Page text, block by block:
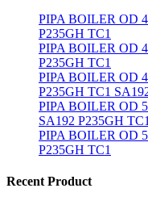
PIPA BOILER OD
P235GH TC1
PIPA BOILER OD
P235GH TC1
PIPA BOILER OD
P235GH TC1
PIPA BOILER OD
SA192 P235GH TC1
PIPA BOILER OD
P235GH TC1
Recent Product